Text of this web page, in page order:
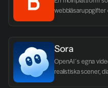
webbläsaruppgifter
Sora
OpenAI´s egna
realistiska scener,